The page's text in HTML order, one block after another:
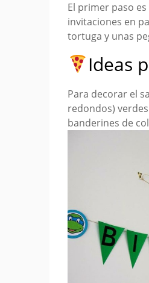
El primer paso
invitaciones en
tortuga y unas
Ideas
Para decorar el
redondos)
banderines de